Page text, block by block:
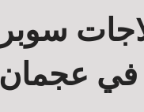
سوبر
في عجمان